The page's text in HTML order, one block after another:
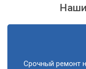
Срочный ремонт